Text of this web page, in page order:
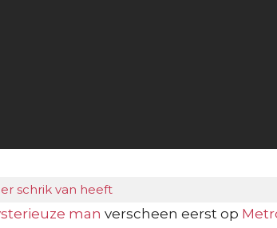
schrik van heeft
man verscheen eerst op